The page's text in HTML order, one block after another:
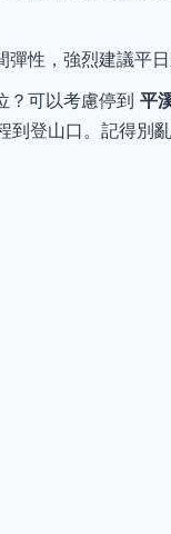
彈性，強烈建議平
？可以考慮停到 平
到登山口。記得別